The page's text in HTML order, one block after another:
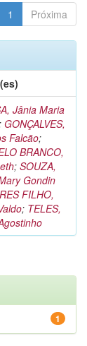
1 Próxima
Jânia Maria
GONÇALVES,
Falcão;
BRANCO,
; SOUZA,
Gondin
FILHO,
; TELES,
1